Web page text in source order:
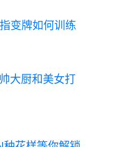
变牌如何训练
大厨和美女打